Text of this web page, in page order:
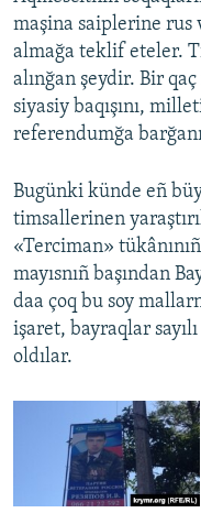
maşina saiplerine rus
almağa teklif eteler.
alınğan şeydir. Bir
siyasiy baqışını,
referendumğa
Bugünki künde eñ
timsallerinen
«Terciman»
mayısnıñ başından
daa çoq bu soy
işaret, bayraqlar
oldılar.